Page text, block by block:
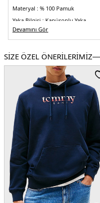
Materyal : % 100 Pamuk
Yaka Bilgisi : Kapüşonlu Yaka
Kol Bilgisi :Uzun Kol
Kalıp Bilgisi :Regular Fit
Detay :-Ribanalı manşetler ve etek
üretilmiştir ve belirgin bir
Üretim Yeri :Bangladeş
3DE1DM0DM22092BDS.07
Devamını Gör
SİZE ÖZEL ÖNERİLERİMİZ